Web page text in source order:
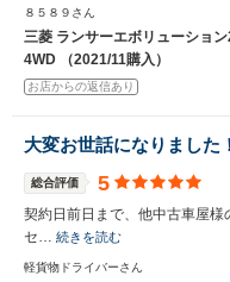
８５８９さん
三菱 ランサーエボリューショ
4WD （2021/11購入）
お店からの返信あり
大変お世話になりました！
総合評価 5
契約日前日まで、他中古車屋
セ… 続きを読む
軽貨物ドライバーさん